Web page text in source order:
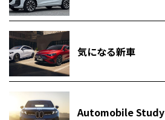
気になる新車
Automobile Study